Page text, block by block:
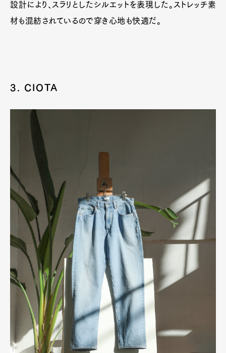
設計により、スラリとしたシルエットを表現した。ストレッチ素
材も混紡されているので穿き心地も快適だ。
3. CIOTA